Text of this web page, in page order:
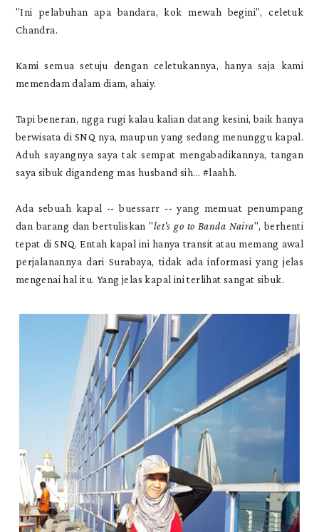
"Ini pelabuhan apa bandara, kok mewah begini", celetuk
Chandra.
Kami semua setuju dengan celetukannya, hanya saja kami
memendam dalam diam, ahaiy.
Tapi beneran, ngga rugi kalau kalian datang kesini, baik hanya
berwisata di SNQ nya, maupun yang sedang menunggu kapal.
Aduh sayangnya saya tak sempat mengabadikannya, tangan
saya sibuk digandeng mas husband sih... #laahh.
Ada sebuah kapal -- buessarr -- yang memuat penumpang
dan barang dan bertuliskan "let's go to Banda Naira", berhenti
tepat di SNQ. Entah kapal ini hanya transit atau memang awal
perjalanannya dari Surabaya, tidak ada informasi yang jelas
mengenai hal itu. Yang jelas kapal ini terlihat sangat sibuk.